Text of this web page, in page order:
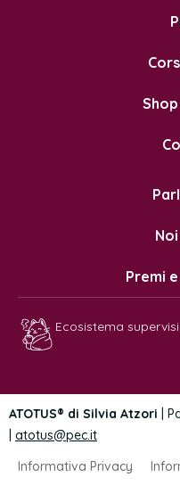
Premi
Ecosistema
ATOTUS® di Silvia Atzori |
atotus@pec.it
Informativa Privacy